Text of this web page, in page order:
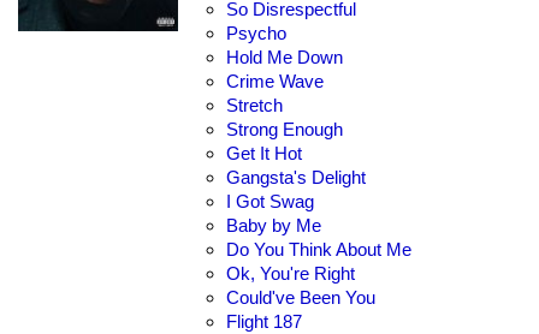
So Disrespectful
Psycho
Hold Me Down
Crime Wave
Stretch
Strong Enough
Get It Hot
Gangsta's Delight
I Got Swag
Baby by Me
Do You Think About Me
Ok, You're Right
Could've Been You
Flight 187